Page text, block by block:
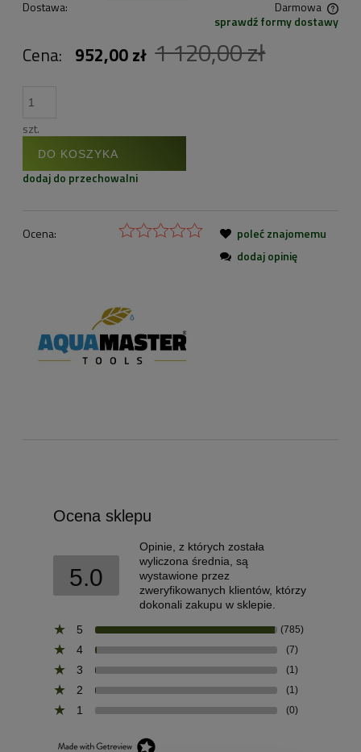
Dostawa:
Darmowa
Cena nie zawiera ewentualnych kosztów płatnościsprawdź formy dostawy
Cena: 952,00 zł 1 120,00 zł
szt.
DO KOSZYKA
dodaj do przechowalni
Ocena:
poleć znajomemu
dodaj opinię
Ocena sklepu
5.0
Opinie, z których została
wyliczona średnia, są
wystawione przez
zweryfikowanych klientów, którzy
dokonali zakupu w sklepie.
5
(785)
4 (7)
3 (1)
2 (1)
1 (0)